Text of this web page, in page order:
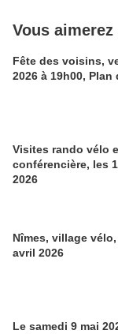
Vous aimerez
Fête des voisins,
2026 à 19h00,
Visites rando vélo
conférencière, les
2026
Nîmes, village
avril 2026
Le samedi 9 mai